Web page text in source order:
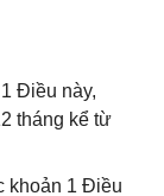
Điều này,
tháng kể từ
khoản 1 Điều